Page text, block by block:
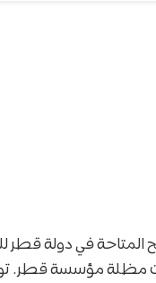
في دولة قطر
تحت مظلة مؤسسة